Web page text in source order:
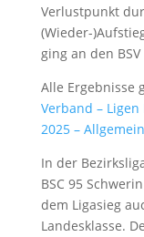
Verlustpunkt
(Wieder-
ging an den
Alle Ergebnisse
Verband –
2025 – Allgemein
In der
BSC 95
dem Ligasieg
Landesklasse.